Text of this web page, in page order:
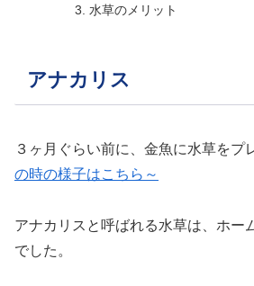
水草のメリット
アナカリス
３ヶ月ぐらい前に、金魚に水草をプ
の時の様子はこちら～
アナカリスと呼ばれる水草は、ホー
でした。